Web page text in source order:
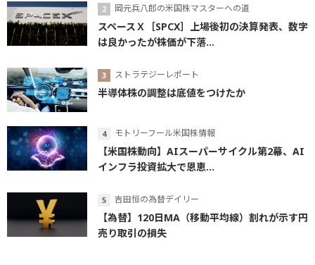
岡元兵八郎の米国株マスターへの道
スペースＸ［SPCX］上場後初の決算発表、数字
は良かったが株価が下落...
ストラテジーレポート
半導体株の調整は底値をつけたか
モトリーフール米国株情報
【米国株動向】AIスーパーサイクル第2幕、AI
インフラ投資拡大で恩恵...
吉田恒の為替デイリー
【為替】120日MA（移動平均線）割れが示す円
売り取引の損失